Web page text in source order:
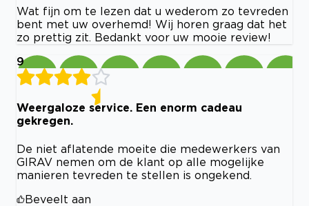
Wat fijn om te lezen dat u wederom zo tevreden
bent met uw overhemd! Wij horen graag dat het
zo prettig zit. Bedankt voor uw mooie review!
9
Weergaloze service. Een enorm cadeau
gekregen.
De niet aflatende moeite die medewerkers van
GIRAV nemen om de klant op alle mogelijke
manieren tevreden te stellen is ongekend.
Beveelt aan